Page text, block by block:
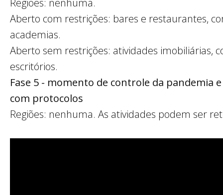
Regiões: nenhuma.
Aberto com restrições: bares e restaurantes,
academias.
Aberto sem restrições: atividades imobiliárias,
escritórios.
Fase 5 - momento de controle da pandemia
com protocolos
Regiões: nenhuma. As atividades podem ser